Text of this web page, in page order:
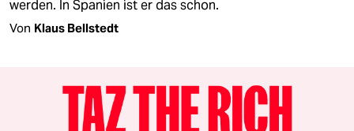
werden. In Spanien ist er das schon.
Von Klaus Bellstedt